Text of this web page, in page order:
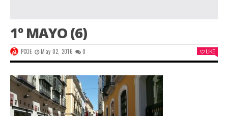
1º MAYO (6)
PCOE May 02, 2016 0 LIKE